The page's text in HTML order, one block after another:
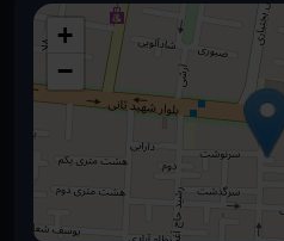
+
−